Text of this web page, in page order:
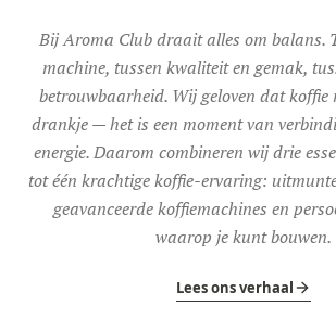
Bij Aroma Club draait alles om balans.
machine, tussen kwaliteit en gemak,
betrouwbaarheid. Wij geloven dat koffie
drankje — het is een moment van
energie. Daarom combineren wij drie
tot één krachtige koffie-ervaring:
geavanceerde koffiemachines en
waarop je kunt bouwen.
Lees ons verhaal